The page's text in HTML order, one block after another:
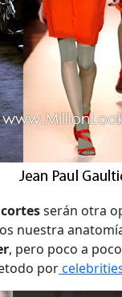
serán otra
nuestra
, pero poco a
por